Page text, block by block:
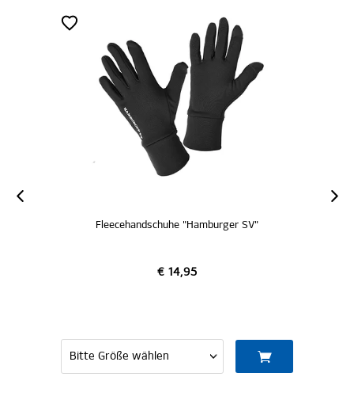
Fleecehandschuhe "Hamburger SV"